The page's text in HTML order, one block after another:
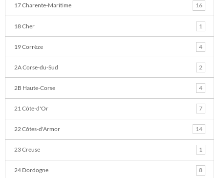
17 Charente-Maritime 16
18 Cher 1
19 Corrèze 4
2A Corse-du-Sud 2
2B Haute-Corse 4
21 Côte-d'Or 7
22 Côtes-d'Armor 14
23 Creuse 1
24 Dordogne 8